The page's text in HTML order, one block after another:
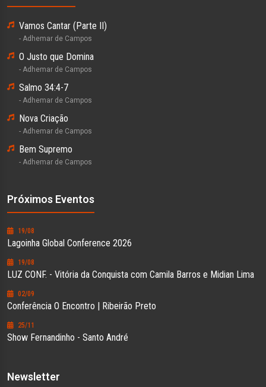
Vamos Cantar (Parte II)
- Adhemar de Campos
O Justo que Domina
- Adhemar de Campos
Salmo 34:4-7
- Adhemar de Campos
Nova Criação
- Adhemar de Campos
Bem Supremo
- Adhemar de Campos
Próximos Eventos
19/08
Lagoinha Global Conference 2026
19/08
LUZ CONF. - Vitória da Conquista com Camila Barros e Midian Lima
02/09
Conferência O Encontro | Ribeirão Preto
25/11
Show Fernandinho - Santo André
Newsletter